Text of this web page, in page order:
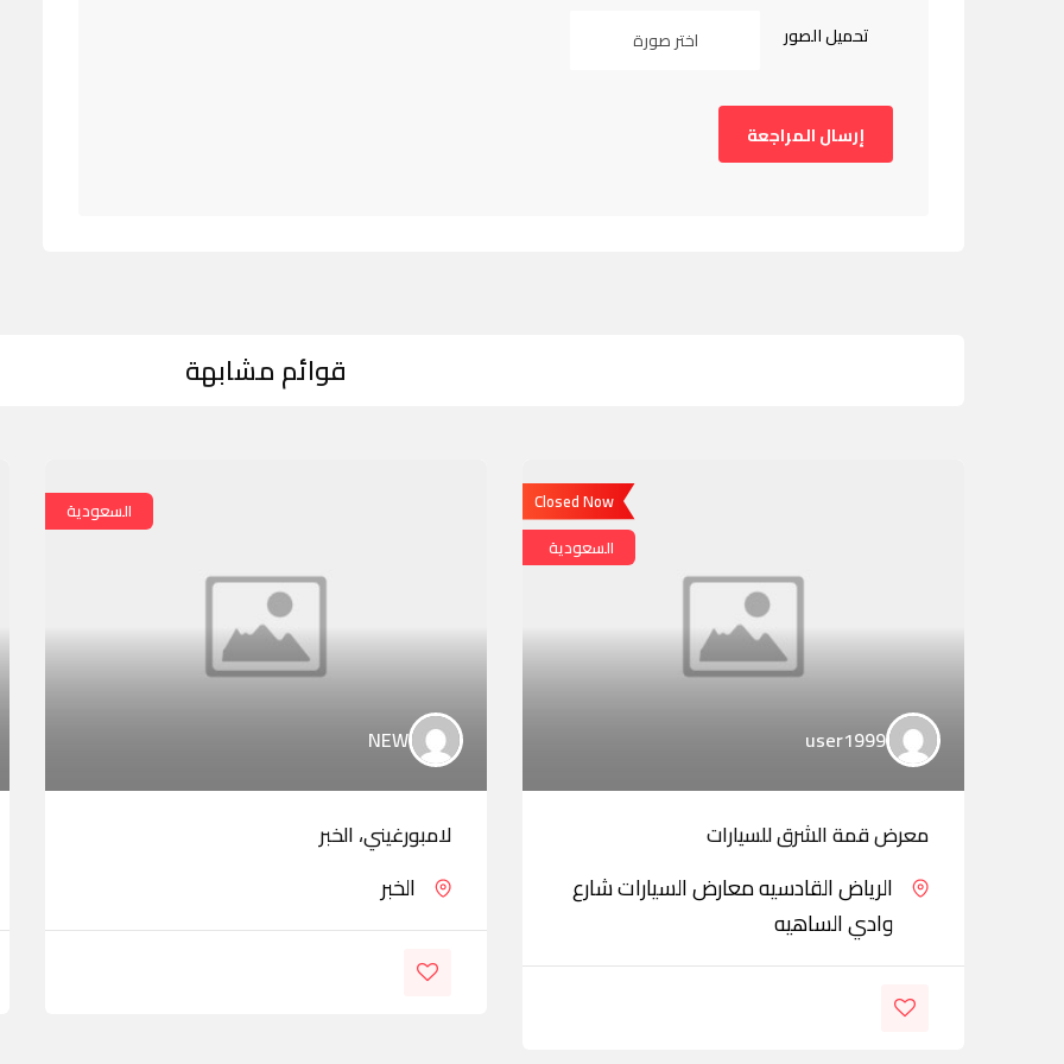
تحميل الصور اختر صورة
قوائم مشابهة
Closed Now
السعودية
user1999
معرض قمة الشرق للسيارات
الرياض القادسيه معارض السيارات شارع
وادي الساهيه
السعودية
NEW
لامبورغيني، الخبر
الخبر